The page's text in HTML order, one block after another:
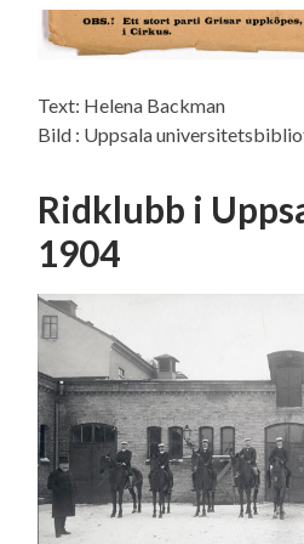
Text: Helena Backman
Bild : Uppsala
Ridklubb i
1904